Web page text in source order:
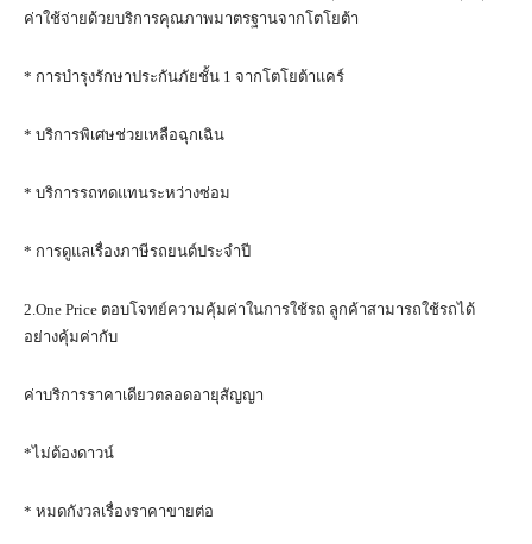
ค่าใช้จ่ายด้วยบริการคุณภาพมาตรฐานจากโตโยต้า
* การบำรุงรักษาประกันภัยชั้น 1 จากโตโยต้าแคร์
* บริการพิเศษช่วยเหลือฉุกเฉิน
* บริการรถทดแทนระหว่างซ่อม
* การดูแลเรื่องภาษีรถยนต์ประจำปี
2.One Price ตอบโจทย์ความคุ้มค่าในการใช้รถ ลูกค้าสามารถใช้รถได้
อย่างคุ้มค่ากับ
ค่าบริการราคาเดียวตลอดอายุสัญญา
*ไม่ต้องดาวน์
* หมดกังวลเรื่องราคาขายต่อ